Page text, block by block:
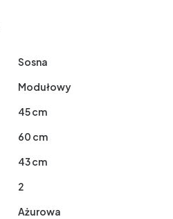
Sosna
Modułowy
45 cm
60 cm
43 cm
2
Ażurowa